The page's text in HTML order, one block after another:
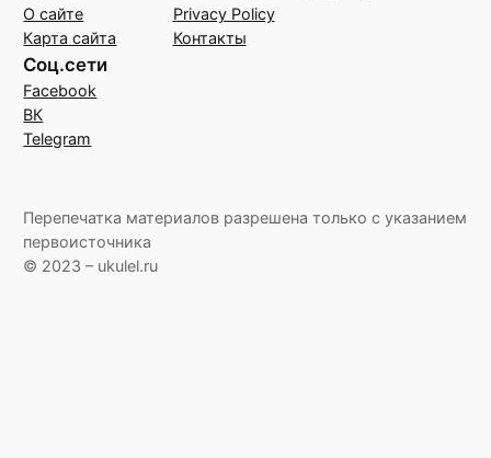
О сайте
Карта сайта
Privacy Policy
Контакты
Соц.сети
Facebook
ВК
Telegram
Перепечатка материалов разрешена только с указанием
первоисточника
© 2023 – ukulel.ru